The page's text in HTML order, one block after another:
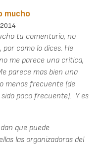
mucho
tu comentario, no
por como lo dices. He
me parece una critica,
parece mas bien una
menos frecuente (de
poco frecuente). Y es
que puede
las organizadoras del